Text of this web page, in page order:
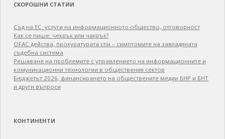
СКОРОШНИ СТАТИИ
Съд на ЕС: услуги на информационното общество, отговорност
Как се пише: чекрък или чакрък?
OFAC действа, прокуратурата спи – симптомите на завладяната
съдебна система
Решаване на проблемите с управлението на информационните и
комуникационни технологии в обществения сектор
Бюджетът 2026, финансирането на обществените медии БНР и БНТ
и други въпроси
КОНТИНЕНТИ